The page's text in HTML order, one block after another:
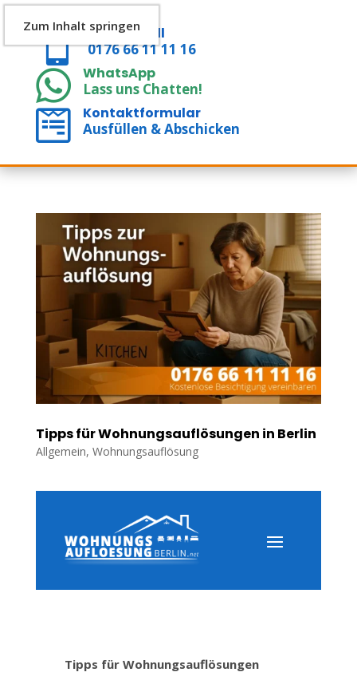
Zum Inhalt springen

Click & Call
0176 66 11 11 16

WhatsApp
Lass uns Chatten!

Kontaktformular
Ausfüllen & Abschicken
Tipps für Wohnungsauflösungen in Berlin
Allgemein, Wohnungsauflösung
Tipps für Wohnungsauflösungen